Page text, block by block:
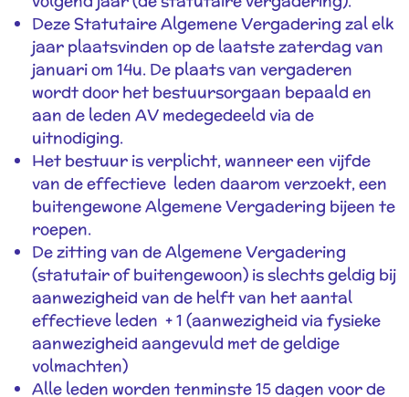
Deze Statutaire Algemene Vergadering zal elk
jaar plaatsvinden op de laatste zaterdag van
januari om 14u. De plaats van vergaderen
wordt door het bestuursorgaan bepaald en
aan de leden AV medegedeeld via de
uitnodiging.
Het bestuur is verplicht, wanneer een vijfde
van de effectieve leden daarom verzoekt, een
buitengewone Algemene Vergadering bijeen te
roepen.
De zitting van de Algemene Vergadering
(statutair of buitengewoon) is slechts geldig bij
aanwezigheid van de helft van het aantal
effectieve leden + 1 (aanwezigheid via fysieke
aanwezigheid aangevuld met de geldige
volmachten)
Alle leden worden tenminste 15 dagen voor de